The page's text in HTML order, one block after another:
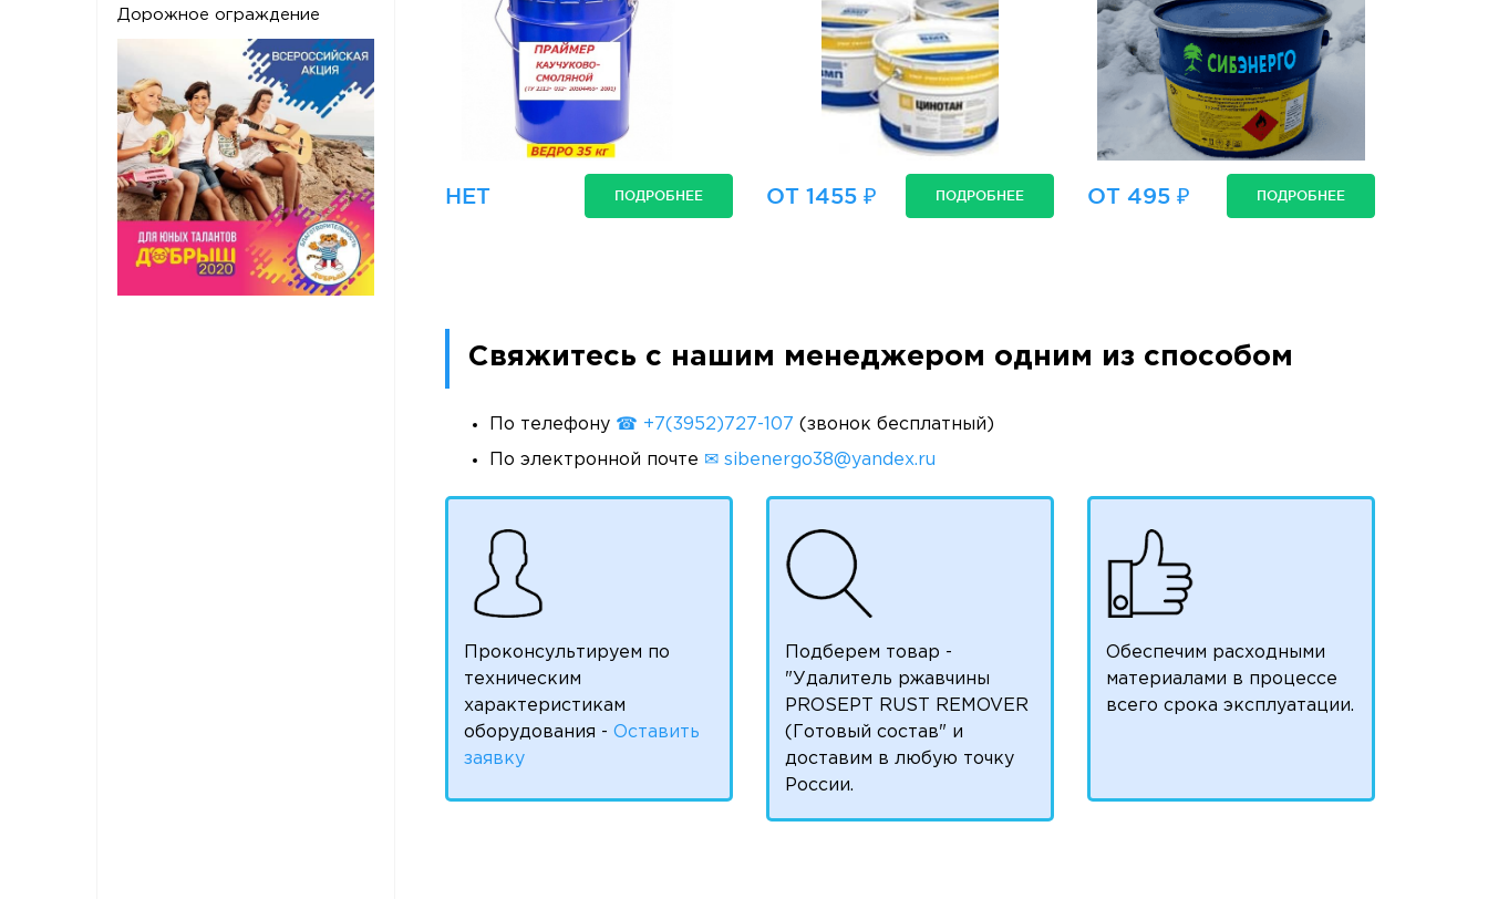
Дорожное ограждение
НЕТ ПОДРОБНЕЕ ОТ 1455 ₽ ПОДРОБНЕЕ ОТ 495 ₽ ПОДРОБНЕЕ
Свяжитесь с нашим менеджером одним из способом
По телефону ☎ +7(3952)727-107 (звонок бесплатный)
По электронной почте ✉ sibenergo38@yandex.ru
Проконсультируем по
техническим
характеристикам
оборудования - Оставить
заявку
Подберем товар -
"Удалитель ржавчины
PROSEPT RUST REMOVER
(Готовый состав" и
доставим в любую точку
России.
Обеспечим расходными
материалами в процессе
всего срока эксплуатации.